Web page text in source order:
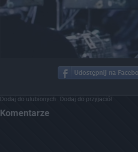
Dodaj do ulubionych Dodaj do przyjaciół
Komentarze